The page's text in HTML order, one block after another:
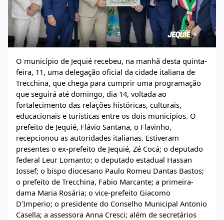
O município de Jequié recebeu, na manhã desta quinta-
feira, 11, uma delegação oficial da cidade italiana de
Trecchina, que chega para cumprir uma programação
que seguirá até domingo, dia 14, voltada ao
fortalecimento das relações históricas, culturais,
educacionais e turísticas entre os dois municípios. O
prefeito de Jequié, Flávio Santana, o Flavinho,
recepcionou as autoridades italianas. Estiveram
presentes o ex-prefeito de Jequié, Zé Cocá; o deputado
federal Leur Lomanto; o deputado estadual Hassan
Iossef; o bispo diocesano Paulo Romeu Dantas Bastos;
o prefeito de Trecchina, Fabio Marcante; a primeira-
dama Maria Rosária; o vice-prefeito Giacomo
D'Imperio; o presidente do Conselho Municipal Antonio
Casella; a assessora Anna Cresci; além de secretários